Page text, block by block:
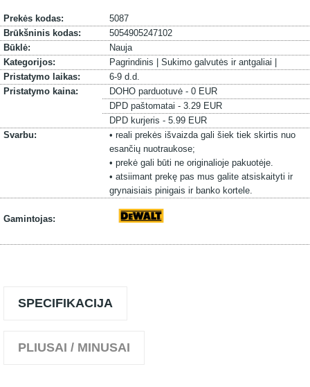
Prekės kodas:
5087
Brūkšninis kodas:
5054905247102
Būklė:
Nauja
Kategorijos:
Pagrindinis | Sukimo galvutės ir antgaliai |
Pristatymo laikas:
6-9 d.d.
Pristatymo kaina:
DOHO parduotuvė - 0 EUR
DPD paštomatai - 3.29 EUR
DPD kurjeris - 5.99 EUR
Svarbu:
• reali prekės išvaizda gali šiek tiek skirtis nuo
esančių nuotraukose;
• prekė gali būti ne originalioje pakuotėje.
• atsiimant prekę pas mus galite atsiskaityti ir
grynaisiais pinigais ir banko kortele.
Gamintojas:
SPECIFIKACIJA
PLIUSAI / MINUSAI